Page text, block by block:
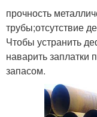
прочность
трубы;отсутствие
Чтобы устранить
наварить
запасом.